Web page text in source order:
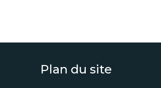
Plan du site